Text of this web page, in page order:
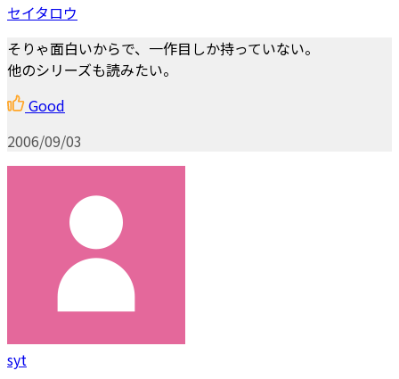
セイタロウ
そりゃ面白いからで、一作目しか持っていない。
他のシリーズも読みたい。
Good
2006/09/03
syt